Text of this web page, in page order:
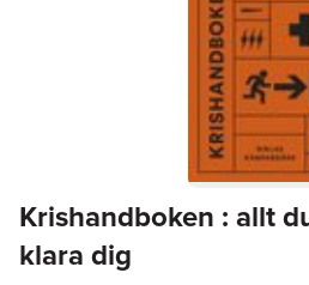
Krishandboken : allt
klara dig